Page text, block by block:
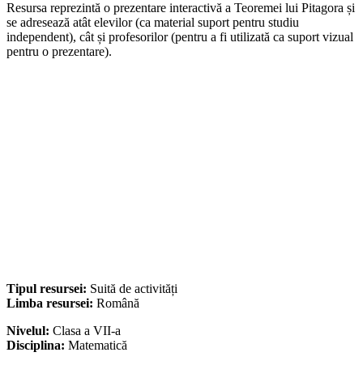
Resursa reprezintă o prezentare interactivă a Teoremei lui Pitagora și
se adresează atât elevilor (ca material suport pentru studiu
independent), cât și profesorilor (pentru a fi utilizată ca suport vizual
pentru o prezentare).
Tipul resursei: Suită de activități
Limba resursei: Română
Nivelul: Clasa a VII-a
Disciplina: Matematică